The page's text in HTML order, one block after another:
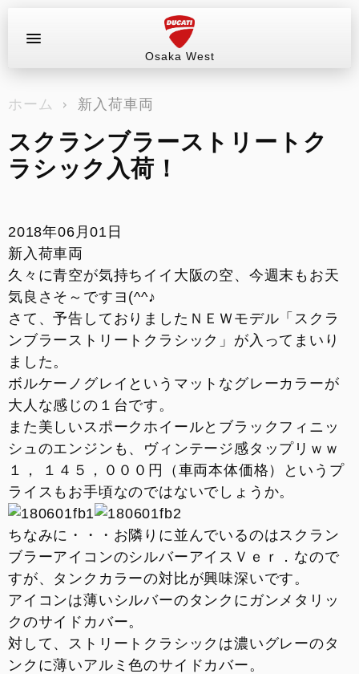
Osaka West
ラインアップ
サービス情報
試乗車
イベント&ツーリング
お支払いシミュレーション
コンフィギュレーター
お問い合わせ
ホーム 新入荷車両
スクランブラーストリートク
ラシック入荷！
2018年06月01日
新入荷車両
久々に青空が気持ちイイ大阪の空、今週末もお天
気良さそ～ですヨ(^^♪
さて、予告しておりましたＮＥＷモデル「スクラ
ンブラーストリートクラシック」が入ってまいり
ました。
ボルケーノグレイというマットなグレーカラーが
大人な感じの１台です。
また美しいスポークホイールとブラックフィニッ
シュのエンジンも、ヴィンテージ感タップリｗｗ
１， １４５，０００円（車両本体価格）というプ
ライスもお手頃なのではないでしょうか。
ちなみに・・・お隣りに並んでいるのはスクラン
ブラーアイコンのシルバーアイスＶｅｒ．なので
すが、タンクカラーの対比が興味深いです。
アイコンは薄いシルバーのタンクにガンメタリッ
クのサイドカバー。
対して、ストリートクラシックは濃いグレーのタ
ンクに薄いアルミ色のサイドカバー。